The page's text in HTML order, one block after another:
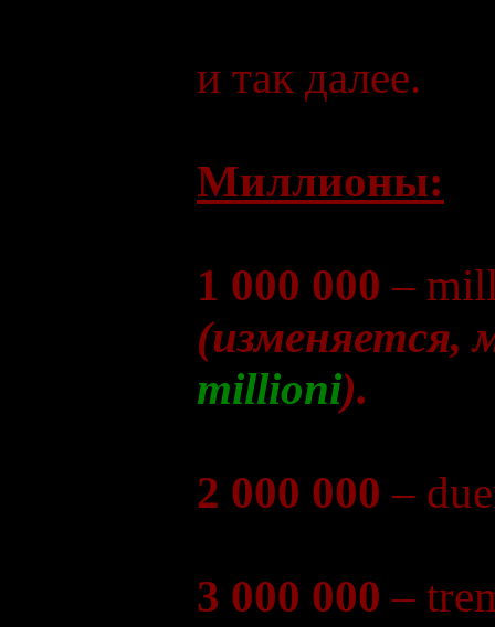
и так далее.
Миллионы:
1 000 000 –
(изменяется,
millioni).
2 000 000 –
3 000 000 –